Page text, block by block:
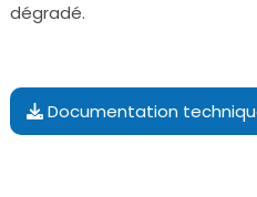
dégradé.
Documentation